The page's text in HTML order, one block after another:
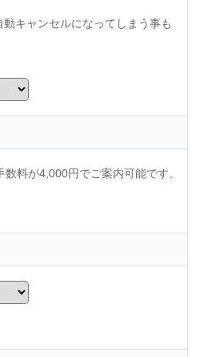
キャンセルになってしまう事も
料が4,000円でご案内可能です。